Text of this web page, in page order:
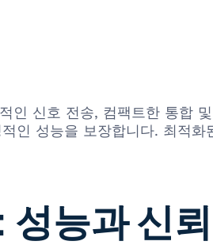
신호 전송, 컴팩트한 통합
인 성능을 보장합니다. 최적
능과 신